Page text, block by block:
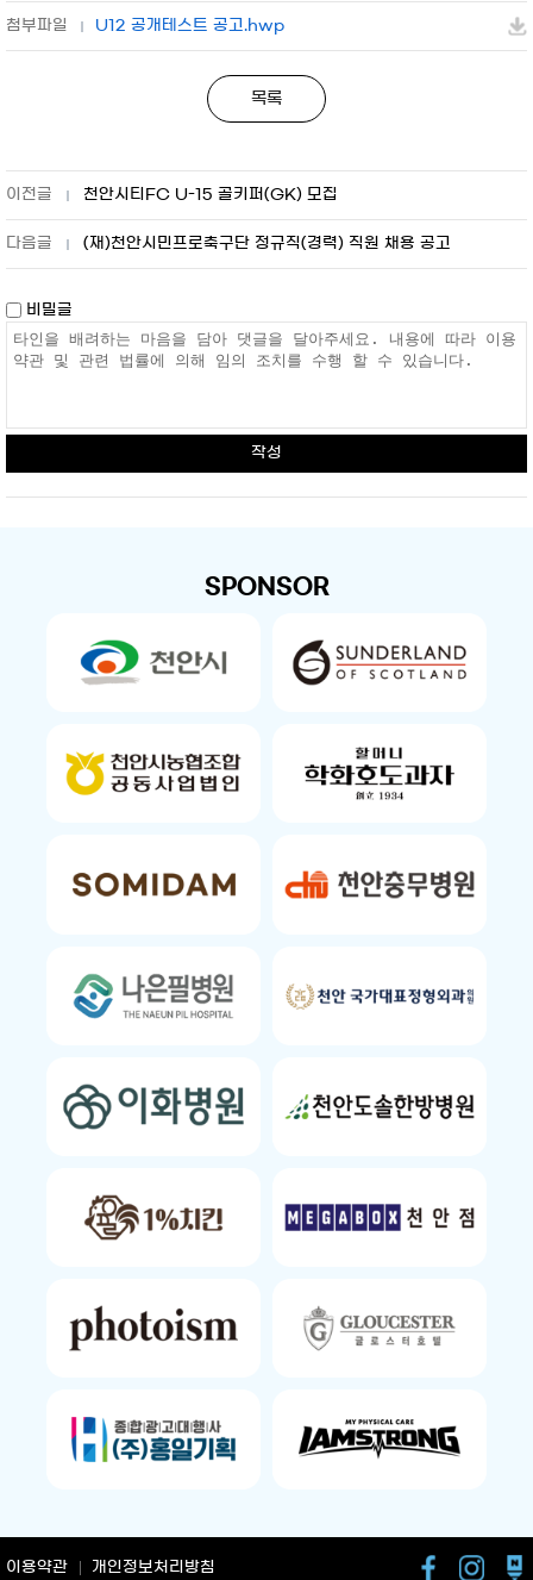
U12 공개테스트 공고.hwp
목록
천안시티FC U-15 골키퍼(GK) 모집
(재)천안시민프로축구단 정규직(경력) 직원 채용 공고
비밀글
작성
SPONSOR
이용약관 개인정보처리방침